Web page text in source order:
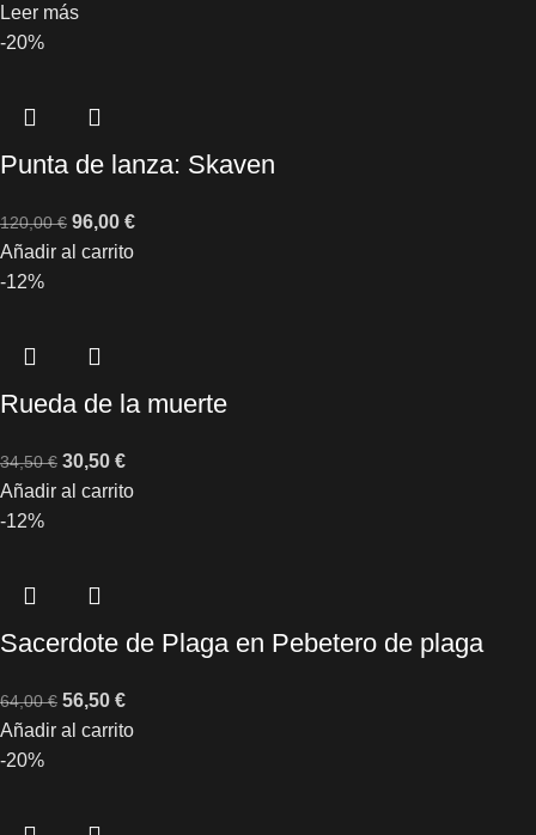
Leer más
-20%
Punta de lanza: Skaven
120,00€ 96,00 €
Añadir al carrito
-12%
Rueda de la muerte
34,50€ 30,50 €
Añadir al carrito
-12%
Sacerdote de Plaga en Pebetero de plaga
64,00€ 56,50 €
Añadir al carrito
-20%